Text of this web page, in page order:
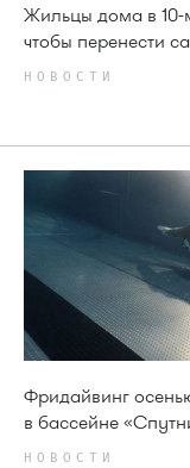
Жильцы дома в
чтобы перенести
НОВОСТИ
Фридайвинг
в бассейне
НОВОСТИ